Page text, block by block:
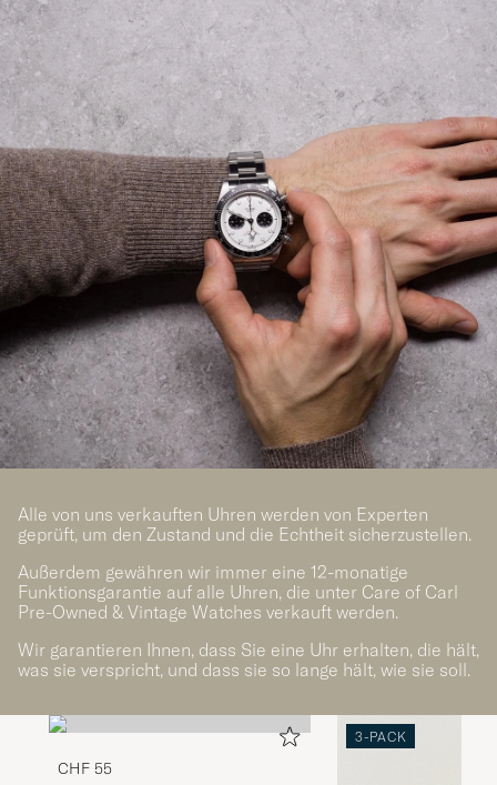
Alle von uns verkauften Uhren werden von Experten
geprüft, um den Zustand und die Echtheit sicherzustellen.
Außerdem gewähren wir immer eine 12-monatige
Funktionsgarantie auf alle Uhren, die unter Care of Carl
Pre-Owned & Vintage Watches verkauft werden.
Wir garantieren Ihnen, dass Sie eine Uhr erhalten, die hält,
was sie verspricht, und dass sie so lange hält, wie sie soll.
CHF 55
3-PACK